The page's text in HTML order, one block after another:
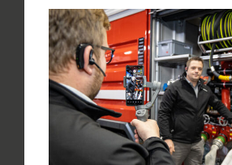
Zeige
grösseres
Bild